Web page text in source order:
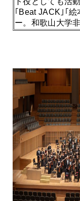
｢Beat JACK｣｢
ー。和歌山大学